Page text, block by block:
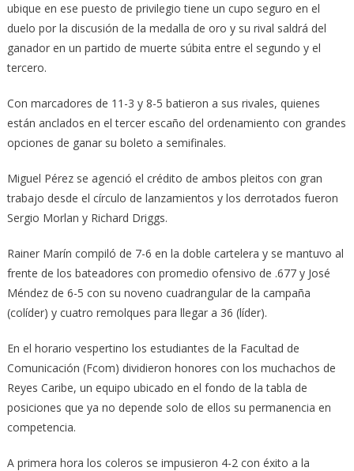
ubique en ese puesto de privilegio tiene un cupo seguro en el
duelo por la discusión de la medalla de oro y su rival saldrá del
ganador en un partido de muerte súbita entre el segundo y el
tercero.
Con marcadores de 11-3 y 8-5 batieron a sus rivales, quienes
están anclados en el tercer escaño del ordenamiento con grandes
opciones de ganar su boleto a semifinales.
Miguel Pérez se agenció el crédito de ambos pleitos con gran
trabajo desde el círculo de lanzamientos y los derrotados fueron
Sergio Morlan y Richard Driggs.
Rainer Marín compiló de 7-6 en la doble cartelera y se mantuvo al
frente de los bateadores con promedio ofensivo de .677 y José
Méndez de 6-5 con su noveno cuadrangular de la campaña
(colíder) y cuatro remolques para llegar a 36 (líder).
En el horario vespertino los estudiantes de la Facultad de
Comunicación (Fcom) dividieron honores con los muchachos de
Reyes Caribe, un equipo ubicado en el fondo de la tabla de
posiciones que ya no depende solo de ellos su permanencia en
competencia.
A primera hora los coleros se impusieron 4-2 con éxito a la